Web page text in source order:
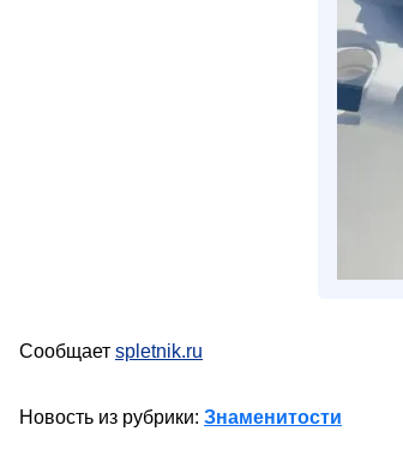
Сообщает spletnik.ru
Новость из рубрики: Знаменитости